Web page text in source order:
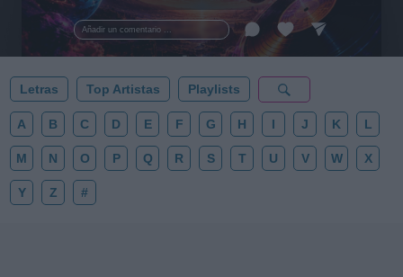
Añadir un comentario ...
al firmamento y siente la gravedad cero. 💾 ¡Guarda
esta colección para tu próxima noche estrellada!
✨⭐
Letras Top Artistas Playlists
A B C D E F G H I J K L
M N O P Q R S T U V W X
Y Z #